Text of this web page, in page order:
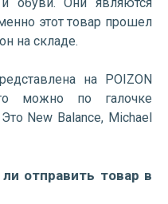
этот товар прошел
на складе.
на POIZON
можно по галочке
New Balance, Michael
отправить товар в